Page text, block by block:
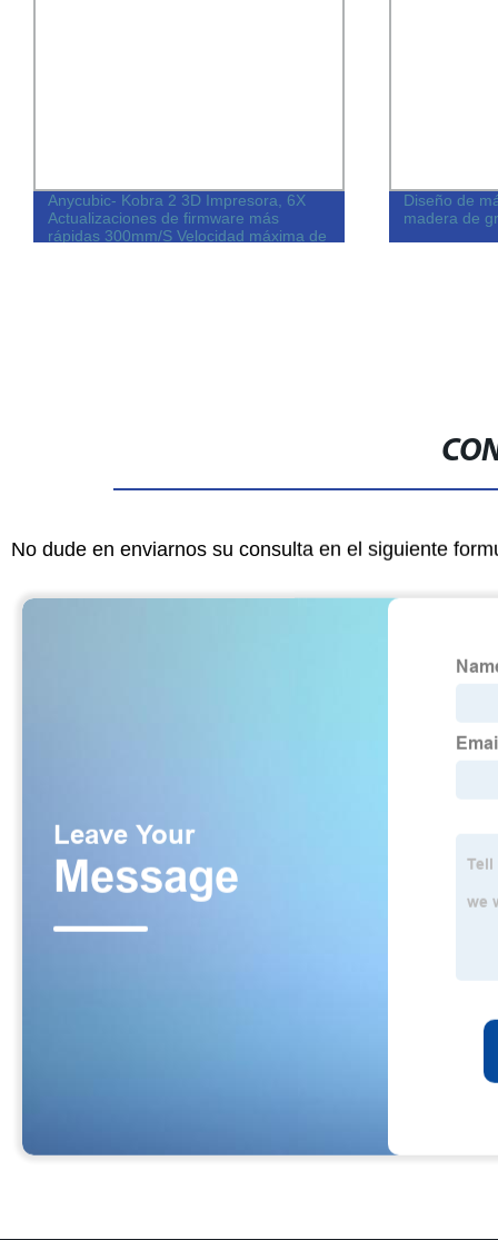
Anycubic- Kobra 2 3D Impresora, 6X
Actualizaciones de firmware más
rápidas 300mm/S Velocidad máxima de
Diseño de
madera de
No dude en enviarnos su consulta en el siguiente